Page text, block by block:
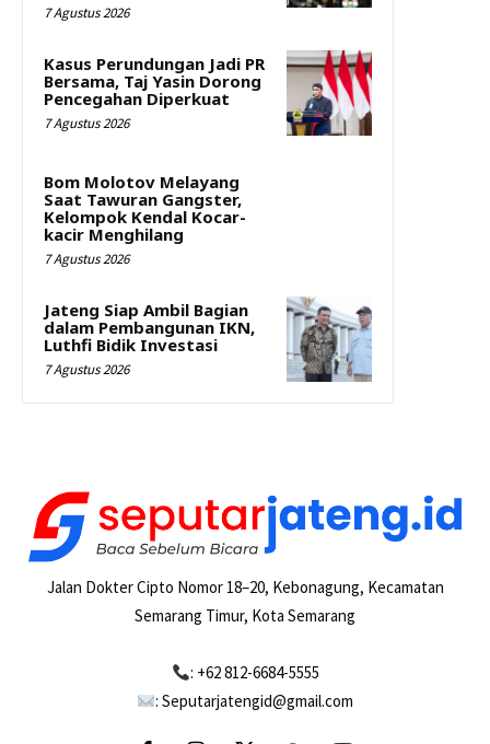
7 Agustus 2026
Kasus Perundungan Jadi PR
Bersama, Taj Yasin Dorong
Pencegahan Diperkuat
7 Agustus 2026
Bom Molotov Melayang
Saat Tawuran Gangster,
Kelompok Kendal Kocar-
kacir Menghilang
7 Agustus 2026
Jateng Siap Ambil Bagian
dalam Pembangunan IKN,
Luthfi Bidik Investasi
7 Agustus 2026
Jalan Dokter Cipto Nomor 18–20, Kebonagung, Kecamatan
Semarang Timur, Kota Semarang
: +62 812-6684-5555
: Seputarjatengid@gmail.com